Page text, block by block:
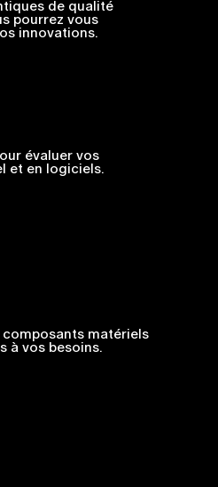
de qualité
pourrez vous
innovations.
évaluer vos
et en logiciels.
matériels
à vos besoins.